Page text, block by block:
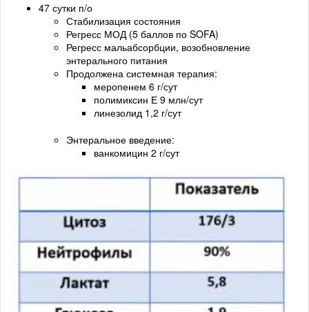
47 сутки п/о
Стабилизация состояния
Регресс МОД (5 баллов по SOFA)
Регресс мальабсорбции, возобновление
энтерального питания
Продолжена системная терапия:
меропенем 6 г/сут
полимиксин Е 9 млн/сут
линезолид 1,2 г/сут
Энтеральное введение:
ванкомицин 2 г/сут